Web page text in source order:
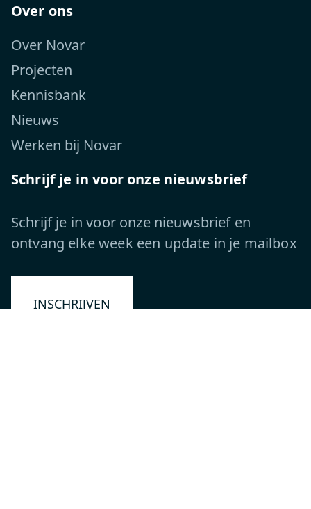
Over ons
Over Novar
Projecten
Kennisbank
Nieuws
Werken bij Novar
Schrijf je in voor onze nieuwsbrief
Schrijf je in voor onze nieuwsbrief en
ontvang elke week een update in je mailbox
INSCHRIJVEN